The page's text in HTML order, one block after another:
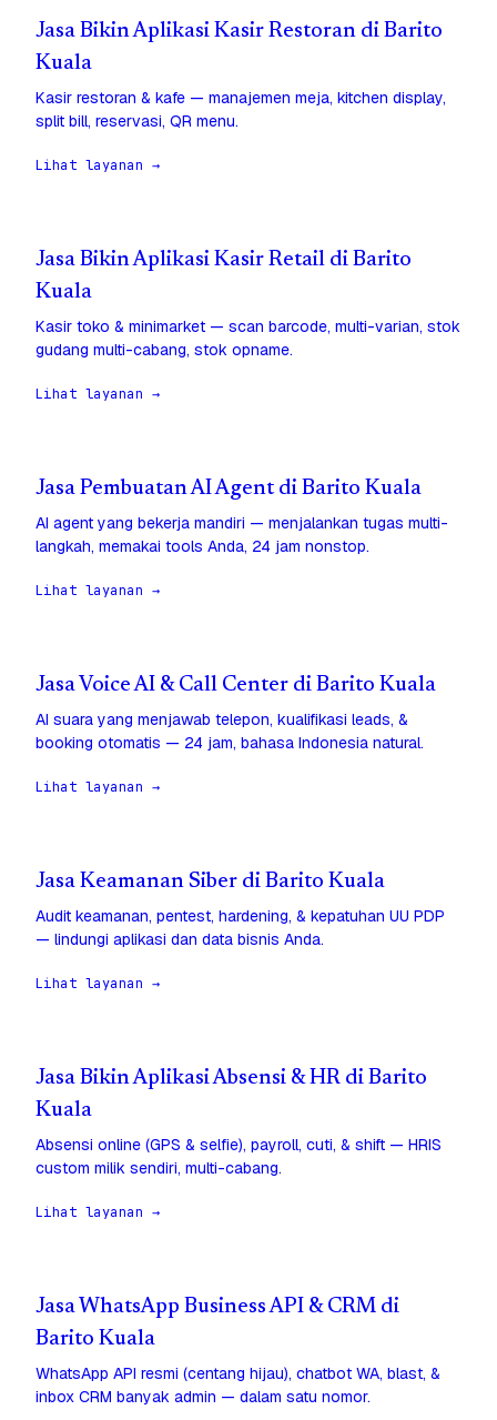
Jasa Bikin Aplikasi Kasir Restoran di Barito
Kuala
Kasir restoran & kafe — manajemen meja, kitchen display,
split bill, reservasi, QR menu.
Lihat layanan →
Jasa Bikin Aplikasi Kasir Retail di Barito
Kuala
Kasir toko & minimarket — scan barcode, multi-varian, stok
gudang multi-cabang, stok opname.
Lihat layanan →
Jasa Pembuatan AI Agent di Barito Kuala
AI agent yang bekerja mandiri — menjalankan tugas multi-
langkah, memakai tools Anda, 24 jam nonstop.
Lihat layanan →
Jasa Voice AI & Call Center di Barito Kuala
AI suara yang menjawab telepon, kualifikasi leads, &
booking otomatis — 24 jam, bahasa Indonesia natural.
Lihat layanan →
Jasa Keamanan Siber di Barito Kuala
Audit keamanan, pentest, hardening, & kepatuhan UU PDP
— lindungi aplikasi dan data bisnis Anda.
Lihat layanan →
Jasa Bikin Aplikasi Absensi & HR di Barito
Kuala
Absensi online (GPS & selfie), payroll, cuti, & shift — HRIS
custom milik sendiri, multi-cabang.
Lihat layanan →
Jasa WhatsApp Business API & CRM di
Barito Kuala
WhatsApp API resmi (centang hijau), chatbot WA, blast, &
inbox CRM banyak admin — dalam satu nomor.